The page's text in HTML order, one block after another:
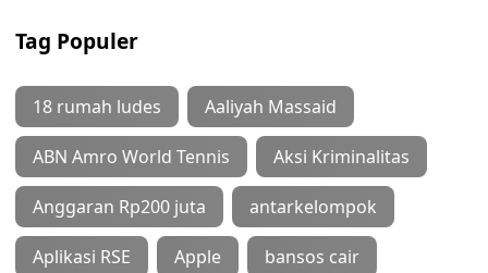
Tag Populer
18 rumah ludes Aaliyah Massaid
ABN Amro World Tennis Aksi Kriminalitas
Anggaran Rp200 juta antarkelompok
Aplikasi RSE Apple bansos cair